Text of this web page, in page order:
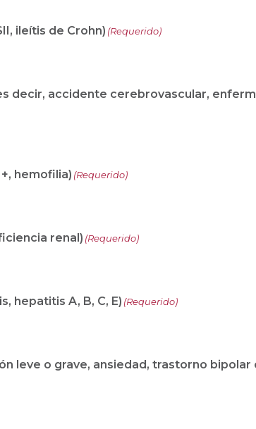
ileítis de Crohn) (Requerido)
decir, accidente cerebrovascular,
hemofilia) (Requerido)
renal) (Requerido)
hepatitis A, B, C, E) (Requerido)
leve o grave, ansiedad, trastorno bipolar